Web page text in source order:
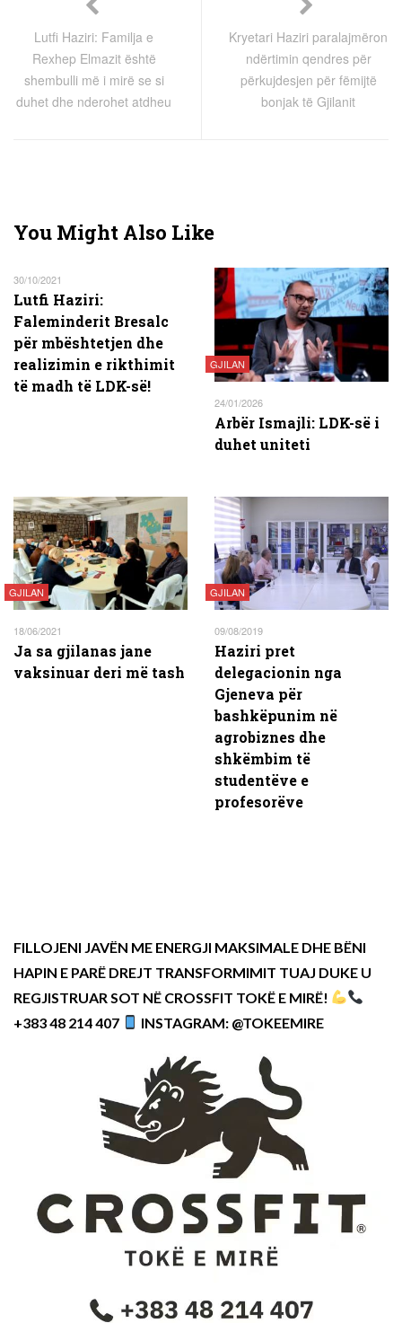
Lutfi Haziri: Familja e
Rexhep Elmazit është
shembulli më i mirë se si
duhet dhe nderohet atdheu
Kryetari Haziri paralajmëron
ndërtimin qendres për
përkujdesjen për fëmijtë
bonjak të Gjilanit
You Might Also Like
30/10/2021
Lutfi Haziri:
Faleminderit Bresalc
për mbështetjen dhe
realizimin e rikthimit
të madh të LDK-së!
GJILAN
24/01/2026
Arbër Ismajli: LDK-së i
duhet uniteti
GJILAN
18/06/2021
Ja sa gjilanas jane
vaksinuar deri më tash
GJILAN
09/08/2019
Haziri pret
delegacionin nga
Gjeneva për
bashkëpunim në
agrobiznes dhe
shkëmbim të
studentëve e
profesorëve
FILLOJENI JAVËN ME ENERGJI MAKSIMALE DHE BËNI
HAPIN E PARË DREJT TRANSFORMIMIT TUAJ DUKE U
REGJISTRUAR SOT NË CROSSFIT TOKË E MIRË!
+383 48 214 407
INSTAGRAM: @TOKEEMIRE